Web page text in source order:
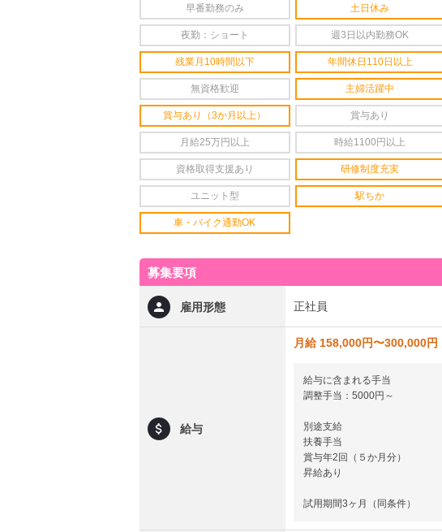
早番勤務のみ 土日休み
夜勤：ショート 週3日以内勤務OK
残業月10時間以下 年間休日110日以上
無資格歓迎 主婦活躍中
賞与あり（3か月以上） 賞与あり
月給25万円以上 時給1100円以上
資格取得支援あり 研修制度充実
ユニット型 駅ちか
車・バイク通勤OK
募集要項
雇用形態 正社員
給与
月給 158,000円〜300,000円
給与に含まれる手当
調整手当：5000円～
別途支給
扶養手当
賞与年2回（５か月分）
昇給あり
試用期間3ヶ月（同条件）